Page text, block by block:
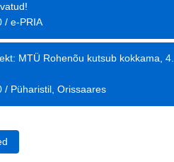
/e-PRIA
MTÜ Rohenõu kutsub kokkama, 4.
/ Püharistil, Orissaares